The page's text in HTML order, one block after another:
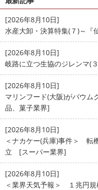
[2026年8月10日]
水産大卸・決算特集(７)～
[2026年8月10日]
岐路に立つ生協のジレンマ(
[2026年8月10日]
マリンフード(大阪)がバウ
品、菓子業界]
[2026年8月10日]
＜ナカケー(兵庫)事件＞ 転
立 [スーパー業界]
[2026年8月10日]
＜業界天気予報＞ １兆円